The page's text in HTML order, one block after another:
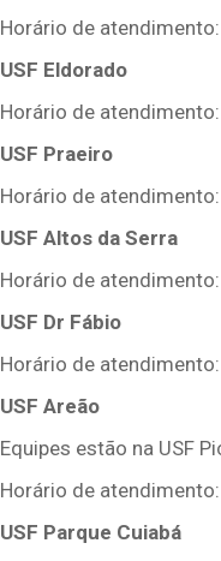
Horário de
USF Eldorado
Horário de
USF Praeiro
Horário de
USF Altos da Serra
Horário de
USF Dr Fábio
Horário de
USF Areão
Equipes estão na USF
Horário de
USF Parque Cuiabá